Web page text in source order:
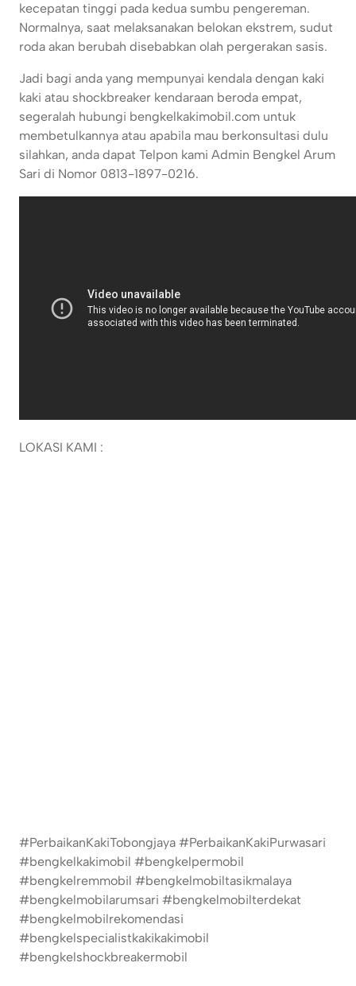
kecepatan tinggi pada kedua sumbu pengereman.
Normalnya, saat melaksanakan belokan ekstrem, sudut
roda akan berubah disebabkan olah pergerakan sasis.
Jadi bagi anda yang mempunyai kendala dengan kaki
kaki atau shockbreaker kendaraan beroda empat,
segeralah hubungi bengkelkakimobil.com untuk
membetulkannya atau apabila mau berkonsultasi dulu
silahkan, anda dapat Telpon kami Admin Bengkel Arum
Sari di Nomor 0813-1897-0216.
LOKASI KAMI :
#PerbaikanKakiTobongjaya #PerbaikanKakiPurwasari
#bengkelkakimobil #bengkelpermobil
#bengkelremmobil #bengkelmobiltasikmalaya
#bengkelmobilarumsari #bengkelmobilterdekat
#bengkelmobilrekomendasi
#bengkelspecialistkakikakimobil
#bengkelshockbreakermobil